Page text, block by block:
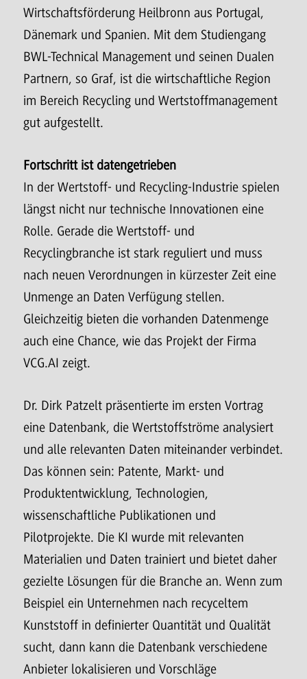
Wirtschaftsförderung Heilbronn aus Portugal,
Dänemark und Spanien. Mit dem Studiengang
BWL-Technical Management und seinen Dualen
Partnern, so Graf, ist die wirtschaftliche Region
im Bereich Recycling und Wertstoffmanagement
gut aufgestellt.
Fortschritt ist datengetrieben
In der Wertstoff- und Recycling-Industrie spielen
längst nicht nur technische Innovationen eine
Rolle. Gerade die Wertstoff- und
Recyclingbranche ist stark reguliert und muss
nach neuen Verordnungen in kürzester Zeit eine
Unmenge an Daten Verfügung stellen.
Gleichzeitig bieten die vorhanden Datenmenge
auch eine Chance, wie das Projekt der Firma
VCG.AI zeigt.
Dr. Dirk Patzelt präsentierte im ersten Vortrag
eine Datenbank, die Wertstoffströme analysiert
und alle relevanten Daten miteinander verbindet.
Das können sein: Patente, Markt- und
Produktentwicklung, Technologien,
wissenschaftliche Publikationen und
Pilotprojekte. Die KI wurde mit relevanten
Materialien und Daten trainiert und bietet daher
gezielte Lösungen für die Branche an. Wenn zum
Beispiel ein Unternehmen nach recyceltem
Kunststoff in definierter Quantität und Qualität
sucht, dann kann die Datenbank verschiedene
Anbieter lokalisieren und Vorschläge